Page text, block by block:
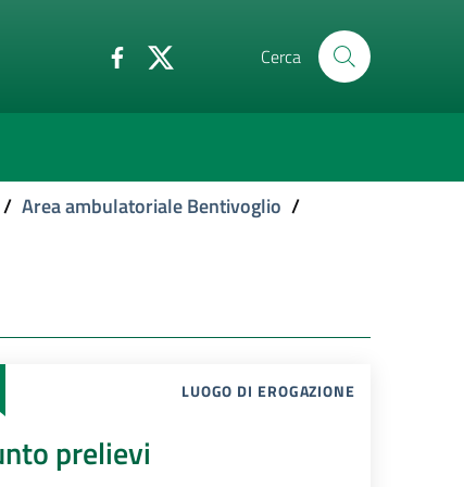
Cerca
/ Area ambulatoriale Bentivoglio /
LUOGO DI EROGAZIONE
prelievi